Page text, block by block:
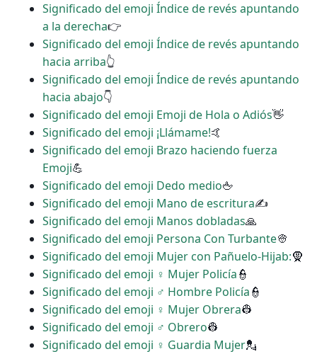
Significado del emoji Índice de revés apuntando
a la derecha👉
Significado del emoji Índice de revés apuntando
hacia arriba👆
Significado del emoji Índice de revés apuntando
hacia abajo👇
Significado del emoji Emoji de Hola o Adiós👋
Significado del emoji ¡Llámame!🤙
Significado del emoji Brazo haciendo fuerza
Emoji💪
Significado del emoji Dedo medio🖕
Significado del emoji Mano de escritura✍
Significado del emoji Manos dobladas🙏
Significado del emoji Persona Con Turbante👳
Significado del emoji Mujer con Pañuelo-Hijab:🧕
Significado del emoji ‍♀️ Mujer Policía👮
Significado del emoji ‍♂️ Hombre Policía👮
Significado del emoji ♀ Mujer Obrera👷
Significado del emoji ♂ Obrero👷
Significado del emoji ♀ Guardia Mujer💂